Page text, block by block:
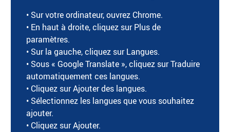
• Sur votre ordinateur, ouvrez Chrome.
• En haut à droite, cliquez sur Plus de
paramètres.
• Sur la gauche, cliquez sur Langues.
• Sous « Google Translate », cliquez sur Traduire
automatiquement ces langues.
• Cliquez sur Ajouter des langues.
• Sélectionnez les langues que vous souhaitez
ajouter.
• Cliquez sur Ajouter.